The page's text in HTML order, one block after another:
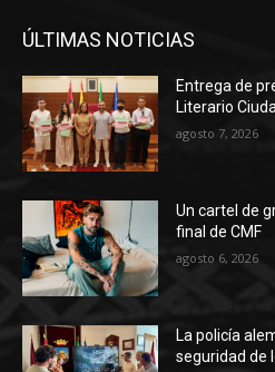
ÚLTIMAS NOTICIAS
Entrega de
Literario
agosto 7, 2026
Un cartel de
final de CMF
agosto 6, 2026
La policía
seguridad de